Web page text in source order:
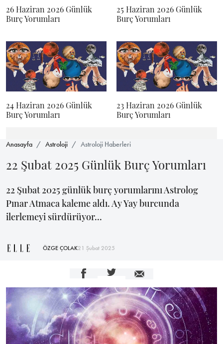
26 Haziran 2026 Günlük
Burç Yorumları
25 Haziran 2026 Günlük
Burç Yorumları
24 Haziran 2026 Günlük
Burç Yorumları
23 Haziran 2026 Günlük
Burç Yorumları
Anasayfa Astroloji Astroloji Haberleri
22 Şubat 2025 Günlük Burç Yorumları
22 Şubat 2025 günlük burç yorumlarını Astrolog
Pınar Atmaca kaleme aldı. Ay Yay burcunda
ilerlemeyi sürdürüyor...
ÖZGE ÇOLAK21 Şubat 2025